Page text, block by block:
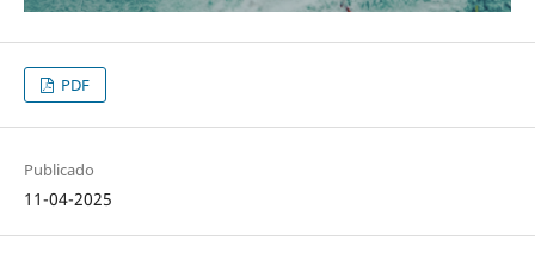
PDF
Publicado
11-04-2025